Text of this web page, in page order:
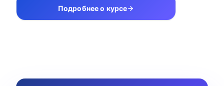
Подробнее о курсе